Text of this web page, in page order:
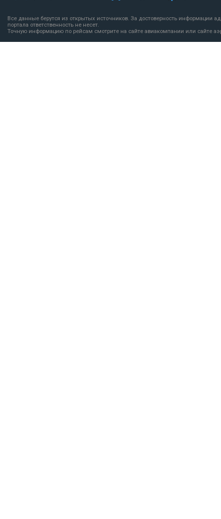
Все данные берутся из открытых источников. За достоверность информации
портала ответственность не несет.
Точную информацию по рейсам смотрите на сайте авиакомпании или сайте